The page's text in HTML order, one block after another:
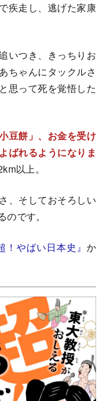
疾走し、逃げた家康
いつき、きっちりお
ちゃんにタックルさ
思って死を覚悟した
豆餅」、お金を受け
ばれるようになりま
以上。
、そしておそろしい
です。
！やばい日本史』 か